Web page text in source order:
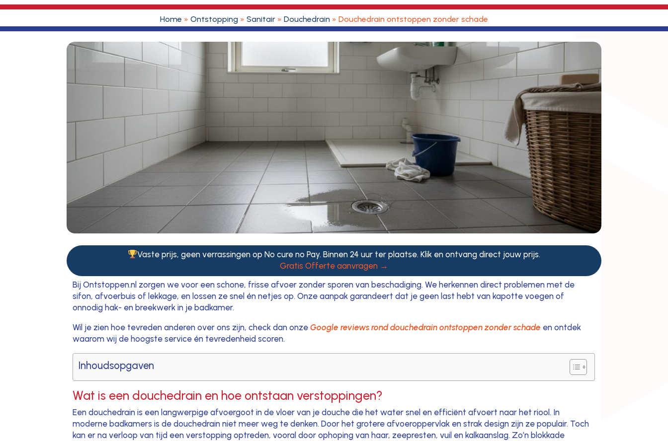
Home » Ontstopping » Sanitair » Douchedrain » Douchedrain ontstoppen zonder schade
Vaste prijs, geen verrassingen op No cure no Pay. Binnen 24 uur ter plaatse. Klik en ontvang direct jouw prijs.
Gratis Offerte aanvragen →
Bij Ontstoppen.nl zorgen we voor een schone, frisse afvoer zonder sporen van beschadiging. We herkennen direct problemen met de
sifon, afvoerbuis of lekkage, en lossen ze snel én netjes op. Onze aanpak garandeert dat je geen last hebt van kapotte voegen of
onnodig hak- en breekwerk in je badkamer.
Wil je zien hoe tevreden anderen over ons zijn, check dan onzeGoogle reviews rond douchedrain ontstoppen zonder schade en ontdek
waarom wij de hoogste service én tevredenheid scoren.
Inhoudsopgaven
Wat is een douchedrain en hoe ontstaan verstoppingen?
Een douchedrain is een langwerpige afvoergoot in de vloer van je douche die het water snel en efficiënt afvoert naar het riool. In
moderne badkamers is de douchedrain niet meer weg te denken. Door het grotere afvoeroppervlak en strak design zijn ze populair. Toch
kan er na verloop van tijd een verstopping optreden, vooral door ophoping van haar, zeepresten, vuil en kalkaanslag. Zo’n blokkade